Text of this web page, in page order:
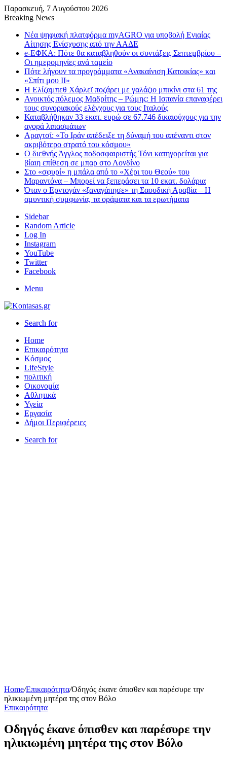
Παρασκευή, 7 Αυγούστου 2026
Breaking News
Νέα ψηφιακή πλατφόρμα myAGRO για υποβολή Ενιαίας
Αίτησης Ενίσχυσης από την ΑΑΔΕ
e-ΕΦΚΑ: Πότε θα καταβληθούν οι συντάξεις Σεπτεμβρίου –
Οι ημερομηνίες ανά ταμείο
Πότε λήγουν τα προγράμματα «Ανακαίνιση Κατοικίας» και
«Σπίτι μου ΙΙ»
Η Ελίζαμπεθ Χάρλεϊ ποζάρει με γαλάζιο μπικίνι στα 61 της
Ανοικτός πόλεμος Μαδρίτης – Ρώμης: Η Ισπανία επαναφέρει
τους συνοριακούς ελέγχους για τους Ιταλούς
Καταβλήθηκαν 33 εκατ. ευρώ σε 67.746 δικαιούχους για την
αγορά λιπασμάτων
Αραγτσί: «Το Ιράν απέδειξε τη δύναμή του απέναντι στον
ακριβότερο στρατό του κόσμου»
Ο διεθνής Άγγλος ποδοσφαιριστής Τόνι κατηγορείται για
βίαιη επίθεση σε μπαρ στο Λονδίνο
Στο «σφυρί» η μπάλα από το «Χέρι του Θεού» του
Μαραντόνα – Μπορεί να ξεπεράσει τα 10 εκατ. δολάρια
Όταν ο Ερντογάν «ξαναγάπησε» τη Σαουδική Αραβία – Η
αμυντική συμφωνία, τα οράματα και τα ερωτήματα
Sidebar
Random Article
Log In
Instagram
YouTube
Twitter
Facebook
Menu
Search for
Home
Επικαιρότητα
Κόσμος
LifeStyle
πολιτική
Οικονομία
Αθλητικά
Υγεία
Εργασία
Δήμοι Περιφέρειες
Search for
Home/Επικαιρότητα/Οδηγός έκανε όπισθεν και παρέσυρε την
ηλικιωμένη μητέρα της στον Βόλο
Επικαιρότητα
Οδηγός έκανε όπισθεν και παρέσυρε την
ηλικιωμένη μητέρα της στον Βόλο